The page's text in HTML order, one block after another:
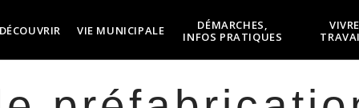
DÉCOUVRIR VIE MUNICIPALE
DÉMARCHES,
INFOS PRATIQUES